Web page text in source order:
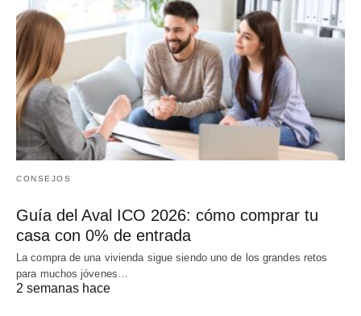
CONSEJOS
Guía del Aval ICO 2026: cómo comprar tu
casa con 0% de entrada
La compra de una vivienda sigue siendo uno de los grandes retos
para muchos jóvenes…
2 semanas hace